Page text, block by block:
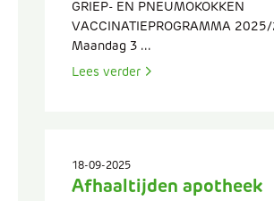
GRIEP- EN PNEUMOKOKKEN
VACCINATIEPROGRAMMA
Maandag 3 ...
Lees verder
18-09-2025
Afhaaltijden apotheek